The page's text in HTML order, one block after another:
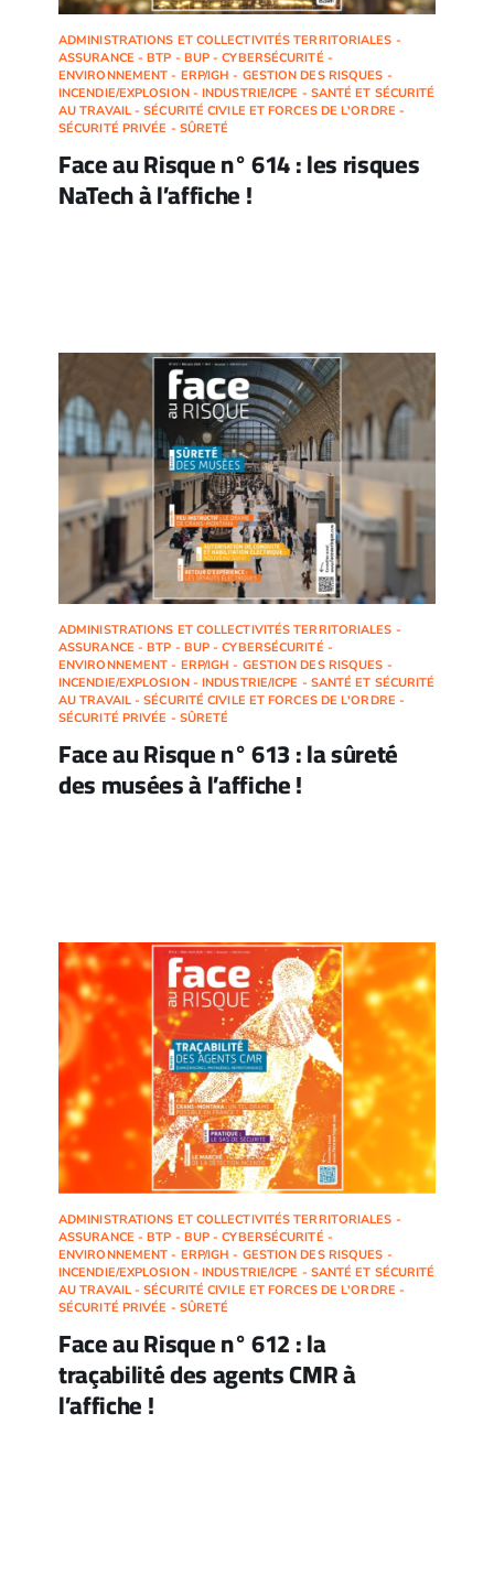
ADMINISTRATIONS ET COLLECTIVITÉS TERRITORIALES -
ASSURANCE - BTP - BUP - CYBERSÉCURITÉ -
ENVIRONNEMENT - ERP/IGH - GESTION DES RISQUES -
INCENDIE/EXPLOSION - INDUSTRIE/ICPE - SANTÉ ET SÉCURITÉ
AU TRAVAIL - SÉCURITÉ CIVILE ET FORCES DE L'ORDRE -
SÉCURITÉ PRIVÉE - SÛRETÉ
Face au Risque n° 614 : les risques
NaTech à l’affiche !
ADMINISTRATIONS ET COLLECTIVITÉS TERRITORIALES -
ASSURANCE - BTP - BUP - CYBERSÉCURITÉ -
ENVIRONNEMENT - ERP/IGH - GESTION DES RISQUES -
INCENDIE/EXPLOSION - INDUSTRIE/ICPE - SANTÉ ET SÉCURITÉ
AU TRAVAIL - SÉCURITÉ CIVILE ET FORCES DE L'ORDRE -
SÉCURITÉ PRIVÉE - SÛRETÉ
Face au Risque n° 613 : la sûreté
des musées à l’affiche !
ADMINISTRATIONS ET COLLECTIVITÉS TERRITORIALES -
ASSURANCE - BTP - BUP - CYBERSÉCURITÉ -
ENVIRONNEMENT - ERP/IGH - GESTION DES RISQUES -
INCENDIE/EXPLOSION - INDUSTRIE/ICPE - SANTÉ ET SÉCURITÉ
AU TRAVAIL - SÉCURITÉ CIVILE ET FORCES DE L'ORDRE -
SÉCURITÉ PRIVÉE - SÛRETÉ
Face au Risque n° 612 : la
traçabilité des agents CMR à
l’affiche !